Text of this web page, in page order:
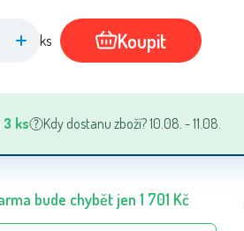
ks Koupit
3 ks Kdy dostanu zboží? 10.08. - 11.08.
bude chybět jen 1 701 Kč